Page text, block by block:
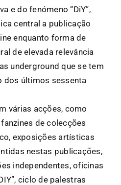
e do fenómeno “DiY”,
central a publicação
enquanto forma de
de elevada relevância
underground que se tem
dos últimos sessenta
várias acções, como
de colecções
exposições artísticas
nestas publicações,
independentes, oficinas
ciclo de palestras